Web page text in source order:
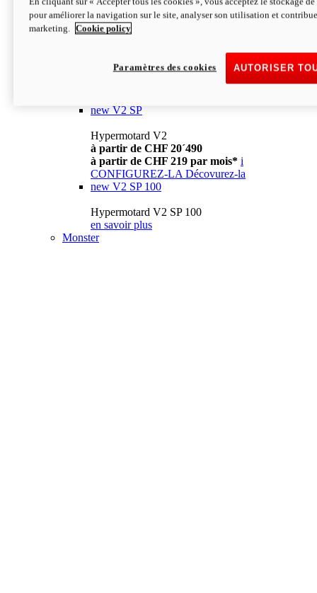
à partir de CHF 13´990 i
CONFIGUREZ-LA Décovurez-la
newV2
à partir de CHF 15´990
à partir de CHF 169 par mois* i
new V2 SP
Hypermotard V2
à partir de CHF 20´490
à partir de CHF 219 par mois* i
CONFIGUREZ-LA Décovurez-la
new V2 SP 100
Hypermotard V2 SP 100
en savoir plus
Monster
pour améliorer la navigation sur le site, analyser son utilisation et
marketing.
Cookie policy
AUTORISER
Paramètres des cookies